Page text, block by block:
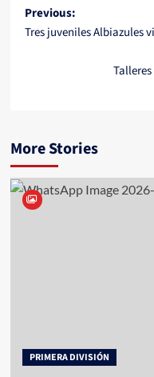
Post
navigation
Previous:
Tres juveniles Albiazules
More Stories
PRIMERA DIVISIÓN